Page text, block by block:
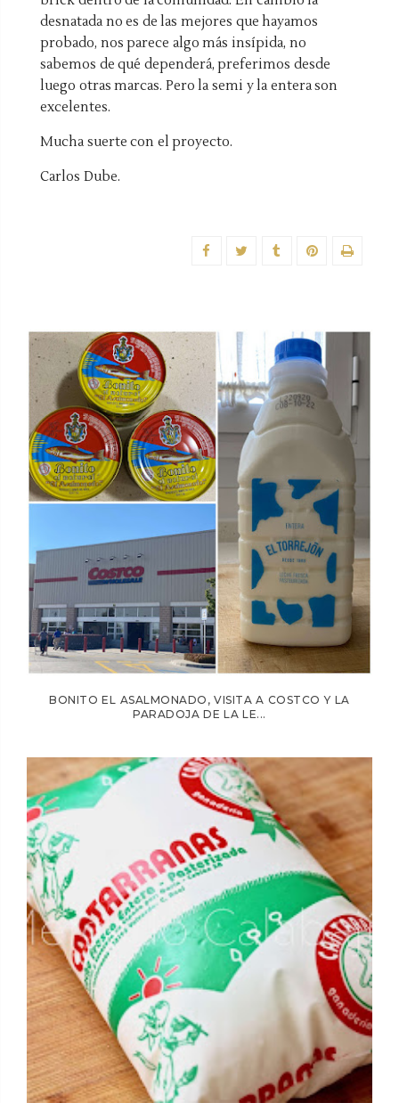
desnatada no es de las mejores que hayamos
probado, nos parece algo más insípida, no
sabemos de qué dependerá, preferimos desde
luego otras marcas. Pero la semi y la entera son
excelentes.
Mucha suerte con el proyecto.
Carlos Dube.
BONITO EL ASALMONADO, VISITA A COSTCO Y LA
PARADOJA DE LA LE...